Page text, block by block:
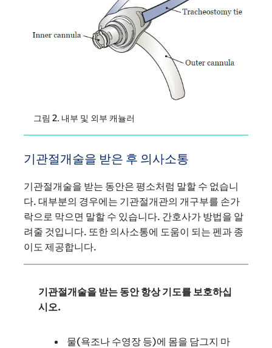
그림 2. 내부 및 외부 캐뉼러
기관절개술을 받은 후 의사소통
기관절개술을 받는 동안은 평소처럼 말할 수 없습니
다. 대부분의 경우에는 기관절개관의 개구부를 손가
락으로 막으면 말할 수 있습니다. 간호사가 방법을 알
려줄 것입니다. 또한 의사소통에 도움이 되는 펜과 종
이도 제공합니다.
기관절개술을 받는 동안 항상 기도를 보호하십
시오.
물(욕조나 수영장 등)에 몸을 담그지 마